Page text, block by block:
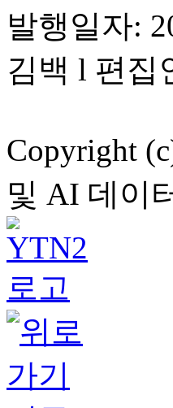
발행일자:
김백 l 편집
Copyright
및 AI 데이